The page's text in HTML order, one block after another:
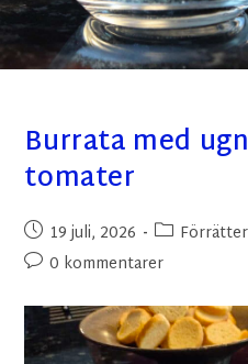
Burrata med
tomater
19 juli, 2026 Förrätter
0 kommentarer